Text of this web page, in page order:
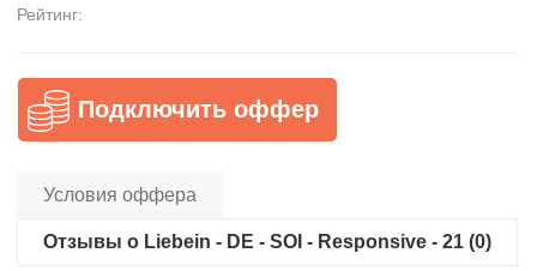
Рейтинг:
Подключить оффер
Условия оффера
Отзывы о Liebein - DE - SOI - Responsive - 21 (0)